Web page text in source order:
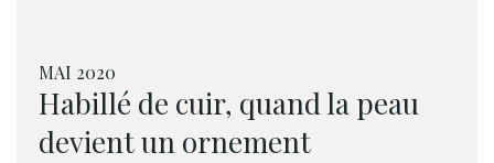
MAI 2020
Habillé de cuir, quand la peau
devient un ornement